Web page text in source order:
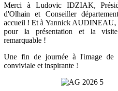
Merci à Ludovic IDZIAK,
d'Olhain et Conseiller
accueil ! Et à Yannick AUDINEAU,
pour la présentation et la
remarquable !
Une fin de journée à l'image de
conviviale et inspirante !